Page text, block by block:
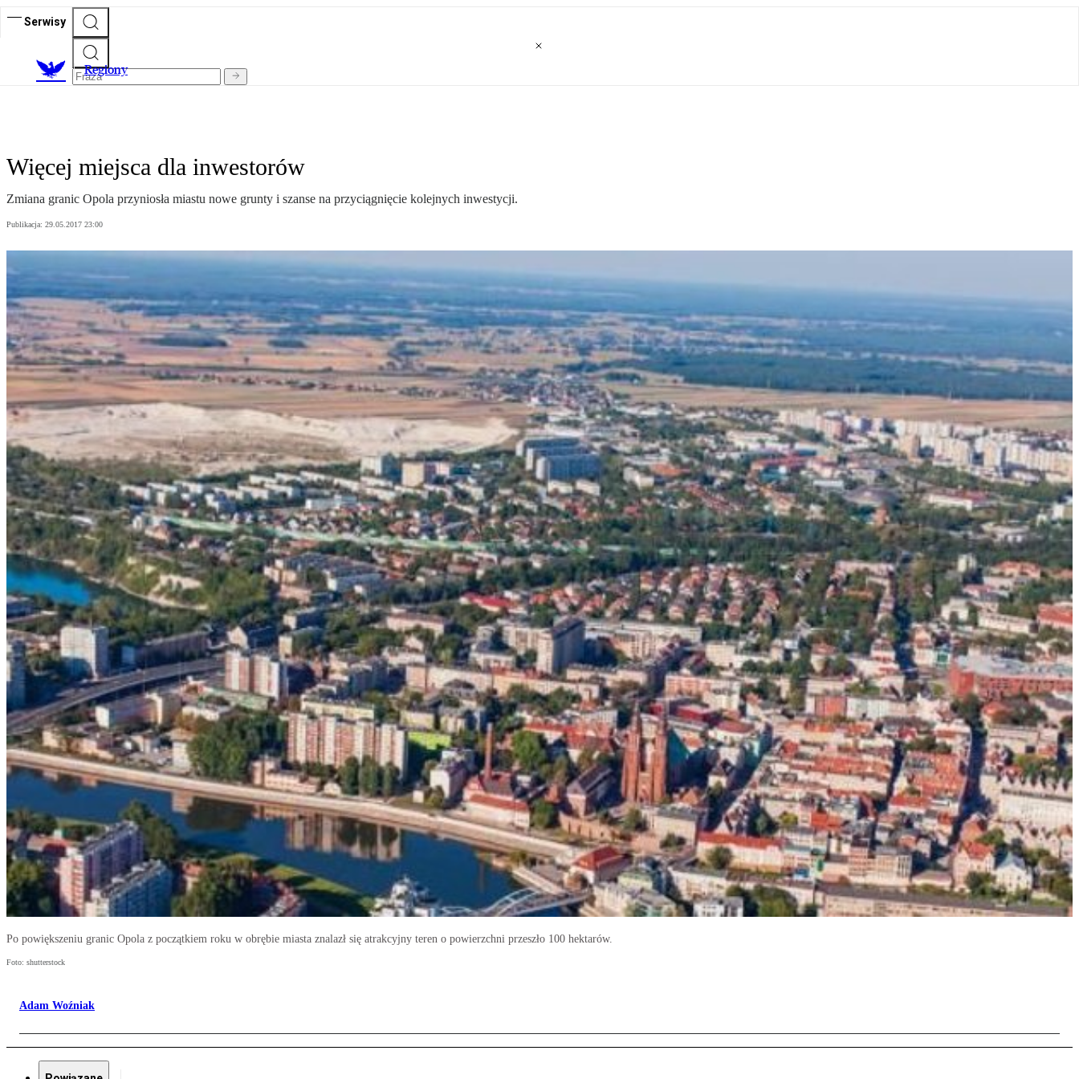
Serwisy
Regiony
Więcej miejsca dla inwestorów
Zmiana granic Opola przyniosła miastu nowe grunty i szanse na przyciągnięcie kolejnych inwestycji.
Publikacja: 29.05.2017 23:00
Po powiększeniu granic Opola z początkiem roku w obrębie miasta znalazł się atrakcyjny teren o powierzchni przeszło 100 hektarów.
Foto: shutterstock
Adam Woźniak